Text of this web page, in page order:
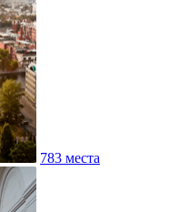
783 места